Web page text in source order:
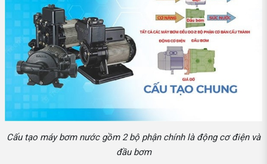
Cấu tạo máy bơm nước gồm 2 bộ phận chính là động cơ điện và
đầu bơm